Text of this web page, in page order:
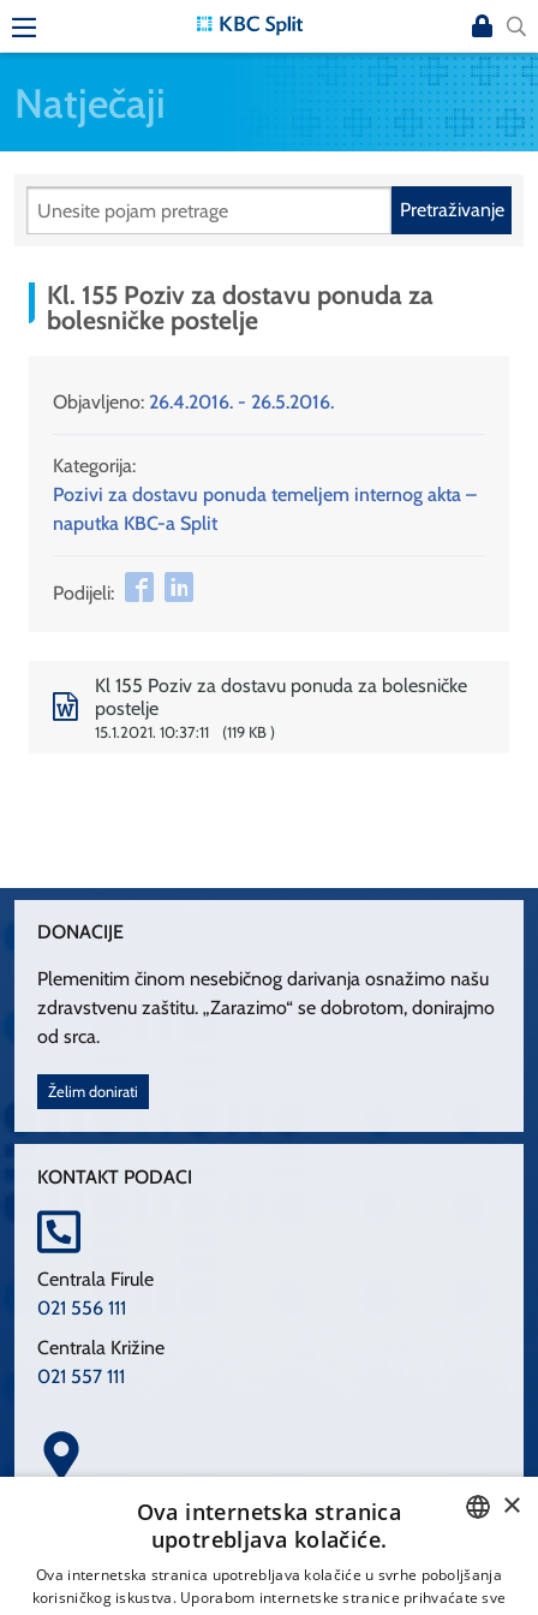
Natječaji
Pretraživanje
Kl. 155 Poziv za dostavu ponuda za
bolesničke postelje
Objavljeno: 26.4.2016. - 26.5.2016.
Kategorija:
Pozivi za dostavu ponuda temeljem internog akta –
naputka KBC-a Split
Podijeli:
Kl 155 Poziv za dostavu ponuda za bolesničke
postelje
15.1.2021. 10:37:11 119 KB
DONACIJE
Plemenitim činom nesebičnog darivanja osnažimo našu
zdravstvenu zaštitu. „Zarazimo“ se dobrotom, donirajmo
od srca.
Želim donirati
KONTAKT PODACI
Centrala Firule
021 556 111
Centrala Križine
021 557 111
Spinčićeva 1, 21000 Split
CROATIAN
×
Ova internetska stranica
upotrebljava kolačiće.
Ova internetska stranica upotrebljava kolačiće u svrhe poboljšanja
korisničkog iskustva. Uporabom internetske stranice prihvaćate sve